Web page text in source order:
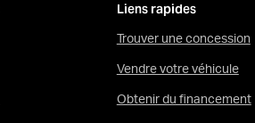
Liens rapides
Trouver une concession
Vendre votre véhicule
Obtenir du financement